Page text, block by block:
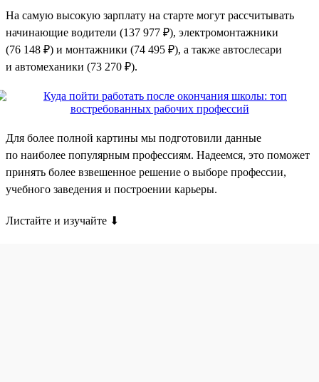
На самую высокую зарплату на старте могут рассчитывать
начинающие водители (137 977 ₽), электромонтажники
(76 148 ₽) и монтажники (74 495 ₽), а также автослесари
и автомеханики (73 270 ₽).
Для более полной картины мы подготовили данные
по наиболее популярным профессиям. Надеемся, это поможет
принять более взвешенное решение о выборе профессии,
учебного заведения и построении карьеры.
Листайте и изучайте ⬇